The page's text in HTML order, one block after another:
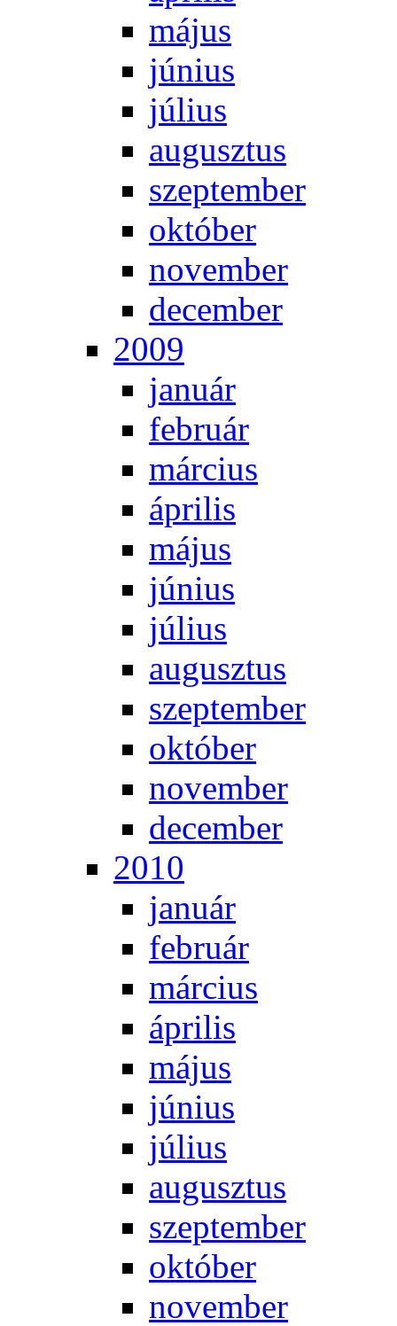
má­jus
jú­ni­us
jú­li­us
au­gusz­tus
szep­tem­ber
ok­tó­ber
no­vem­ber
de­cem­ber
2009
ja­nu­ár
feb­ru­ár
már­ci­us
áp­ri­lis
má­jus
jú­ni­us
jú­li­us
au­gusz­tus
szep­tem­ber
ok­tó­ber
no­vem­ber
de­cem­ber
2010
ja­nu­ár
feb­ru­ár
már­ci­us
áp­ri­lis
má­jus
jú­ni­us
jú­li­us
au­gusz­tus
szep­tem­ber
ok­tó­ber
no­vem­ber